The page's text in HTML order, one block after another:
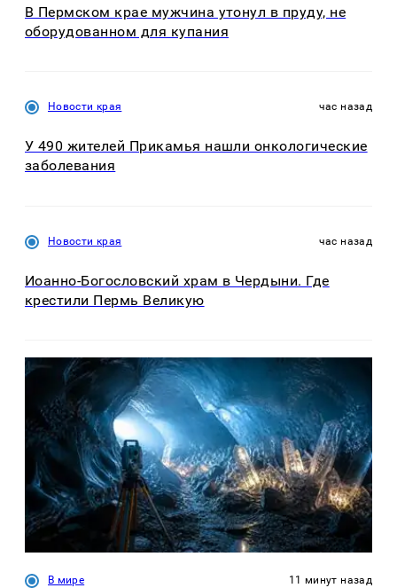
В Пермском крае мужчина утонул в пруду, не
оборудованном для купания
Новости края час назад
У 490 жителей Прикамья нашли онкологические
заболевания
Новости края час назад
Иоанно-Богословский храм в Чердыни. Где
крестили Пермь Великую
В мире 11 минут назад